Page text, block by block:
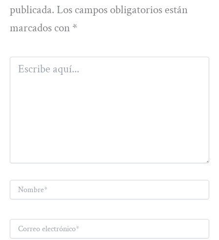
publicada. Los campos obligatorios están
marcados con *
Escribe
aquí...
Correo
electrónico*